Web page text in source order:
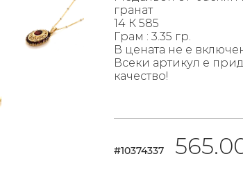
гранат
14 К 585
Грам : 3.35 гр.
В цената не е
Всеки артикул е
качество!
#10374337